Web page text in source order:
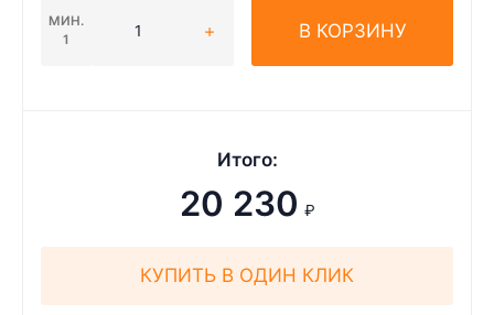
МИН.
1
В КОРЗИНУ
Итого:
20 230 ₽
КУПИТЬ В ОДИН КЛИК